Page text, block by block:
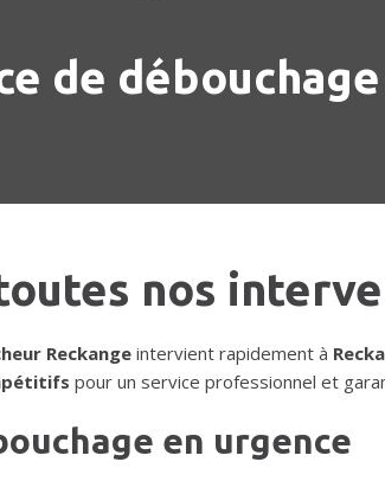
de
nos
Reckange intervient rapidement à
pour un service professionnel et
en urgence